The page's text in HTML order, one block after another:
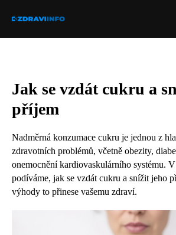
Jak se vzdát cukru a
příjem
Nadměrná konzumace cukru je jednou z
zdravotních problémů, včetně obezity,
onemocnění kardiovaskulárního systému.
podíváme, jak se vzdát cukru a snížit jeho
výhody to přinese vašemu zdraví.